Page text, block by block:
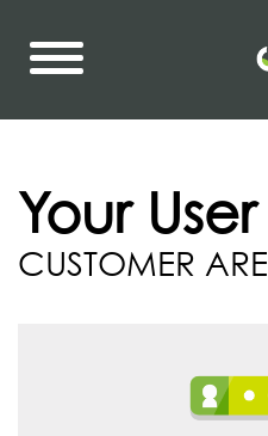
Your
CUSTOMER